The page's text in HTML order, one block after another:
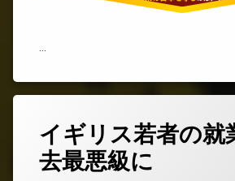
重
合
わ
イギリス若者の就
去最悪級に
ン
ト